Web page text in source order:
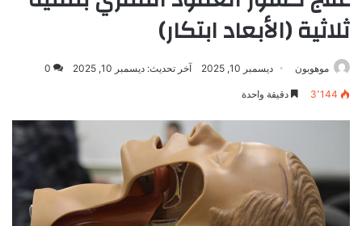
ثلاثية (الأبعاد ابتكار)
موهوبون ديسمبر 10, 2025 آخر تحديث: ديسمبر 10, 2025 0
3٬144 دقيقة واحدة